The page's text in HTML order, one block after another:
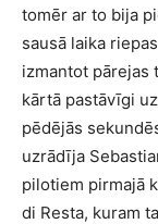
tomēr ar to bija
sausā laika
izmantot pārejas
kārtā pastāvīgi
pēdējās
uzrādīja
pilotiem pirmajā
di Resta, kuram